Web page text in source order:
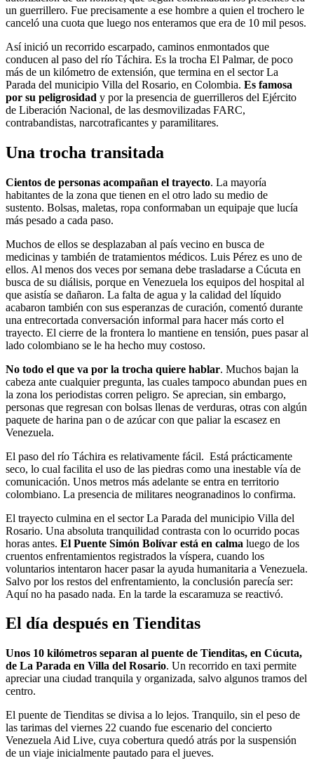
un guerrillero. Fue precisamente a ese hombre a quien el trochero le
canceló una cuota que luego nos enteramos que era de 10 mil pesos.
Así inició un recorrido escarpado, caminos enmontados que
conducen al paso del río Táchira. Es la trocha El Palmar, de poco
más de un kilómetro de extensión, que termina en el sector La
Parada del municipio Villa del Rosario, en Colombia. Es famosa
por su peligrosidad y por la presencia de guerrilleros del Ejército
de Liberación Nacional, de las desmovilizadas FARC,
contrabandistas, narcotraficantes y paramilitares.
Una trocha transitada
Cientos de personas acompañan el trayecto. La mayoría
habitantes de la zona que tienen en el otro lado su medio de
sustento. Bolsas, maletas, ropa conformaban un equipaje que lucía
más pesado a cada paso.
Muchos de ellos se desplazaban al país vecino en busca de
medicinas y también de tratamientos médicos. Luis Pérez es uno de
ellos. Al menos dos veces por semana debe trasladarse a Cúcuta en
busca de su diálisis, porque en Venezuela los equipos del hospital al
que asistía se dañaron. La falta de agua y la calidad del líquido
acabaron también con sus esperanzas de curación, comentó durante
una entrecortada conversación informal para hacer más corto el
trayecto. El cierre de la frontera lo mantiene en tensión, pues pasar al
lado colombiano se le ha hecho muy costoso.
No todo el que va por la trocha quiere hablar. Muchos bajan la
cabeza ante cualquier pregunta, las cuales tampoco abundan pues en
la zona los periodistas corren peligro. Se aprecian, sin embargo,
personas que regresan con bolsas llenas de verduras, otras con algún
paquete de harina pan o de azúcar con que paliar la escasez en
Venezuela.
El paso del río Táchira es relativamente fácil. Está prácticamente
seco, lo cual facilita el uso de las piedras como una inestable vía de
comunicación. Unos metros más adelante se entra en territorio
colombiano. La presencia de militares neogranadinos lo confirma.
El trayecto culmina en el sector La Parada del municipio Villa del
Rosario. Una absoluta tranquilidad contrasta con lo ocurrido pocas
horas antes. El Puente Simón Bolívar está en calma luego de los
cruentos enfrentamientos registrados la víspera, cuando los
voluntarios intentaron hacer pasar la ayuda humanitaria a Venezuela.
Salvo por los restos del enfrentamiento, la conclusión parecía ser:
Aquí no ha pasado nada. En la tarde la escaramuza se reactivó.
El día después en Tienditas
Unos 10 kilómetros separan al puente de Tienditas, en Cúcuta,
de La Parada en Villa del Rosario. Un recorrido en taxi permite
apreciar una ciudad tranquila y organizada, salvo algunos tramos del
centro.
El puente de Tienditas se divisa a lo lejos. Tranquilo, sin el peso de
las tarimas del viernes 22 cuando fue escenario del concierto
Venezuela Aid Live, cuya cobertura quedó atrás por la suspensión
de un viaje inicialmente pautado para el jueves.